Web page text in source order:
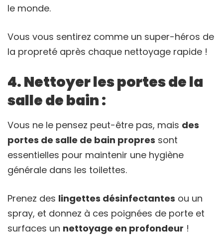
le monde.
Vous vous sentirez comme un super-héros de
la propreté après chaque nettoyage rapide !
4. Nettoyer les portes de la
salle de bain :
Vous ne le pensez peut-être pas, mais des
portes de salle de bain propres sont
essentielles pour maintenir une hygiène
générale dans les toilettes.
Prenez des lingettes désinfectantes ou un
spray, et donnez à ces poignées de porte et
surfaces un nettoyage en profondeur !